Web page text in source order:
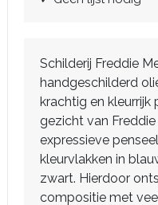
Schilderij Freddie
handgeschilderd
krachtig en kleurrijk
gezicht van
expressieve
kleurvlakken in
zwart. Hierdoor
compositie met